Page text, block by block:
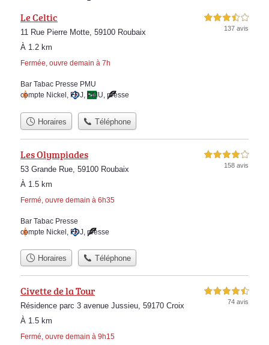
Le Celtic
11 Rue Pierre Motte, 59100 Roubaix
À 1.2 km
Fermée, ouvre demain à 7h
3,5 étoiles sur 5
137 avis
Bar Tabac Presse PMU
compte Nickel , FDJ, PMU, presse
Horaires Téléphone
Les Olympiades
53 Grande Rue, 59100 Roubaix
À 1.5 km
Fermé, ouvre demain à 6h35
4,0 étoiles sur 5
158 avis
Bar Tabac Presse
compte Nickel, FDJ, presse
Horaires Téléphone
Civette de la Tour
Résidence parc 3 avenue Jussieu, 59170 Croix
À 1.5 km
Fermé, ouvre demain à 9h15
4,5 étoiles sur 5
74 avis